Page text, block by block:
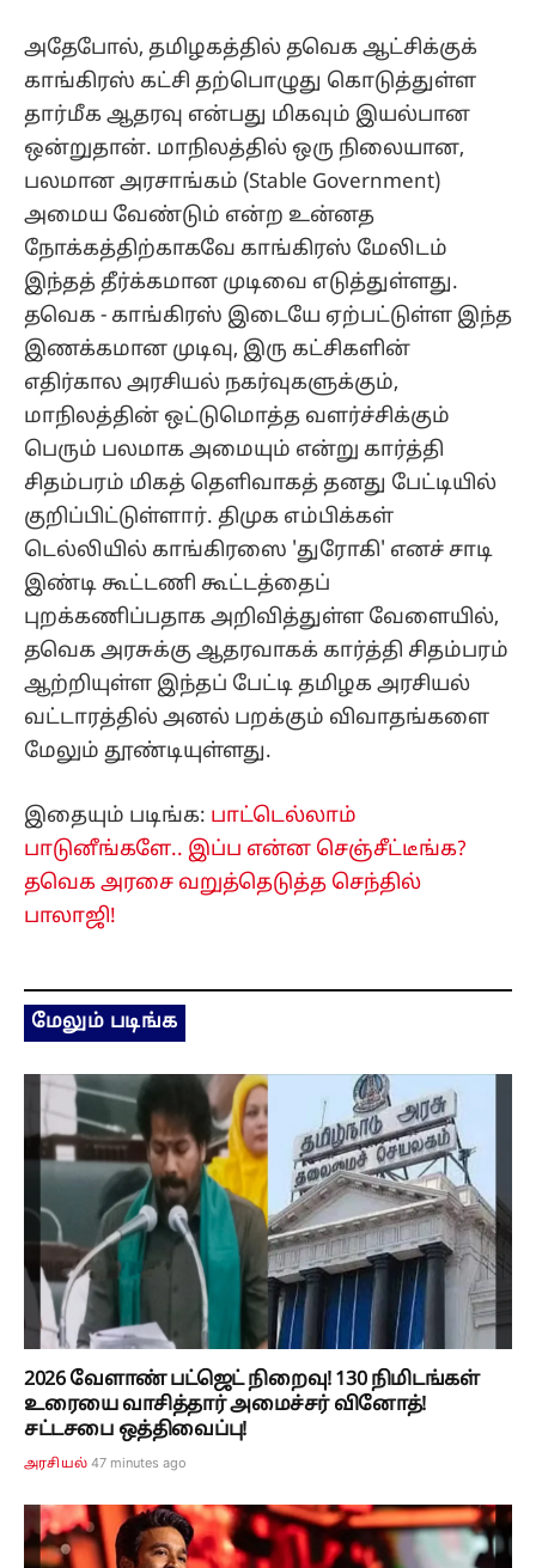
அதேபோல், தமிழகத்தில் தவெக ஆட்சிக்குக்
காங்கிரஸ் கட்சி தற்பொழுது கொடுத்துள்ள
தார்மீக ஆதரவு என்பது மிகவும் இயல்பான
ஒன்றுதான். மாநிலத்தில் ஒரு நிலையான,
பலமான அரசாங்கம் (Stable Government)
அமைய வேண்டும் என்ற உன்னத
நோக்கத்திற்காகவே காங்கிரஸ் மேலிடம்
இந்தத் தீர்க்கமான முடிவை எடுத்துள்ளது.
தவெக - காங்கிரஸ் இடையே ஏற்பட்டுள்ள இந்த
இணக்கமான முடிவு, இரு கட்சிகளின்
எதிர்கால அரசியல் நகர்வுகளுக்கும்,
மாநிலத்தின் ஒட்டுமொத்த வளர்ச்சிக்கும்
பெரும் பலமாக அமையும் என்று கார்த்தி
சிதம்பரம் மிகத் தெளிவாகத் தனது பேட்டியில்
குறிப்பிட்டுள்ளார். திமுக எம்பிக்கள்
டெல்லியில் காங்கிரஸை 'துரோகி' எனச் சாடி
இண்டி கூட்டணி கூட்டத்தைப்
புறக்கணிப்பதாக அறிவித்துள்ள வேளையில்,
தவெக அரசுக்கு ஆதரவாகக் கார்த்தி சிதம்பரம்
ஆற்றியுள்ள இந்தப் பேட்டி தமிழக அரசியல்
வட்டாரத்தில் அனல் பறக்கும் விவாதங்களை
மேலும் தூண்டியுள்ளது.
இதையும் படிங்க: பாட்டெல்லாம்
பாடுனீங்களே.. இப்ப என்ன செஞ்சீட்டீங்க?
தவெக அரசை வறுத்தெடுத்த செந்தில்
பாலாஜி!
மேலும் படிங்க
2026 வேளாண் பட்ஜெட் நிறைவு! 130 நிமிடங்கள்
உரையை வாசித்தார் அமைச்சர் வினோத்!
சட்டசபை ஒத்திவைப்பு!
அரசியல் 47 minutes ago